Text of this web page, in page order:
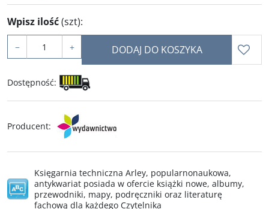
Wpisz ilość(szt):
− + DODAJ DO KOSZYKA
Dostępność:
Producent:
Księgarnia techniczna Arley, popularnonaukowa,
antykwariat posiada w ofercie książki nowe, albumy,
przewodniki, mapy, podręczniki oraz literaturę
fachową dla każdego Czytelnika